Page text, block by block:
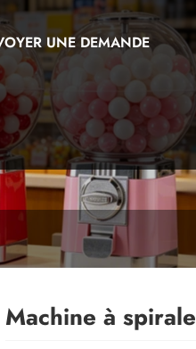
UNE DEMANDE
Machine à